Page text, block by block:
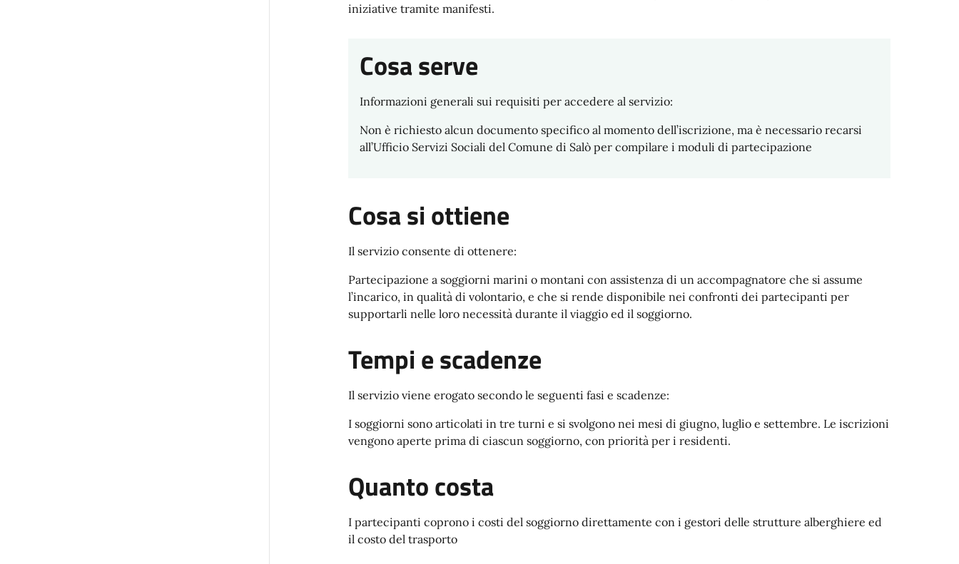
iniziative tramite manifesti.
Cosa serve
Informazioni generali sui requisiti per accedere al servizio:
Non è richiesto alcun documento specifico al momento dell’iscrizione, ma è necessario recarsi
all’Ufficio Servizi Sociali del Comune di Salò per compilare i moduli di partecipazione
Cosa si ottiene
Il servizio consente di ottenere:
Partecipazione a soggiorni marini o montani con assistenza di un accompagnatore che si assume
l’incarico, in qualità di volontario, e che si rende disponibile nei confronti dei partecipanti per
supportarli nelle loro necessità durante il viaggio ed il soggiorno.
Tempi e scadenze
Il servizio viene erogato secondo le seguenti fasi e scadenze:
I soggiorni sono articolati in tre turni e si svolgono nei mesi di giugno, luglio e settembre. Le iscrizioni
vengono aperte prima di ciascun soggiorno, con priorità per i residenti.
Quanto costa
I partecipanti coprono i costi del soggiorno direttamente con i gestori delle strutture alberghiere ed
il costo del trasporto